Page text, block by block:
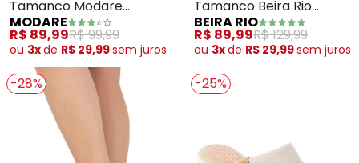
Tamanco Modare
(Preto)
MODARE
R$ 89,99R$ 99,99
ou 3xde R$ 29,99sem juros
Tamanco Beira Rio
(Preto) em Sintético
BEIRA RIO
R$ 89,99R$ 129,99
ou 3xde R$ 29,99sem juros
-28% -25%